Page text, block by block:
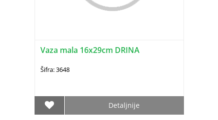
Vaza mala 16x29cm DRINA
Šifra: 3648
Detaljnije